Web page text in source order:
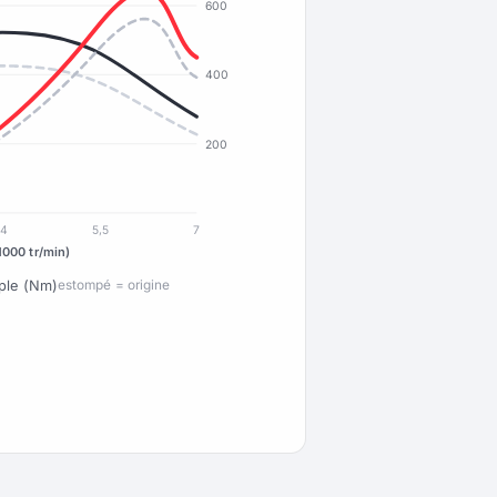
200
400
600
4 5,5 7
tr/min)
(Nm)estompé = origine